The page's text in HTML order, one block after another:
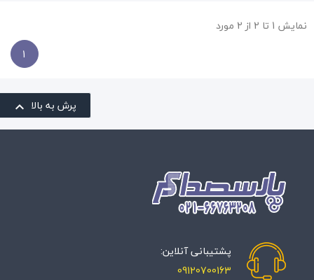
نمایش 1 تا 2 از 2 مورد
1
پرش به بالا 
پشتیبانی آنلاین:
09120700163